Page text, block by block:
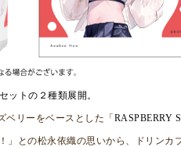
ットの２種類展開。
ベリーをベースとした「RASPBERRY
」との松永依織の思いから、ドリンカ